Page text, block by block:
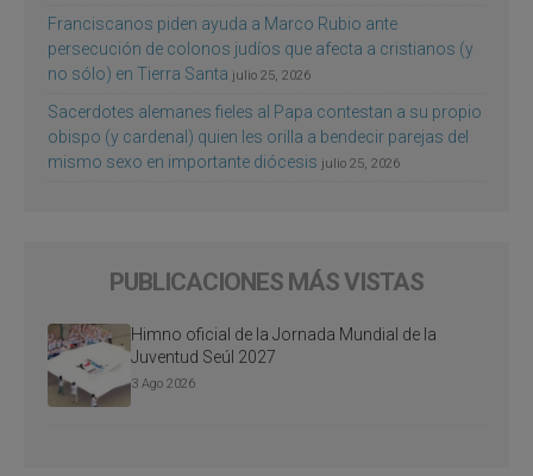
Franciscanos piden ayuda a Marco Rubio ante
persecución de colonos judíos que afecta a cristianos (y
no sólo) en Tierra Santa julio 25, 2026
Sacerdotes alemanes fieles al Papa contestan a su propio
obispo (y cardenal) quien les orilla a bendecir parejas del
mismo sexo en importante diócesis julio 25, 2026
PUBLICACIONES MÁS VISTAS
Himno oficial de la Jornada Mundial de la
Juventud Seúl 2027
3 Ago 2026